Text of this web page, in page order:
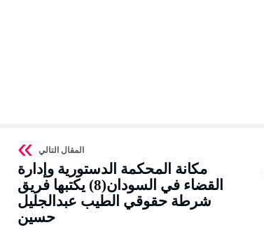
مكانة المحكمة الدستورية وإدارة
القضاء في السودان(8) يكتبها فريق
شرطة حقوقي الطيب عبدالجليل
حسين